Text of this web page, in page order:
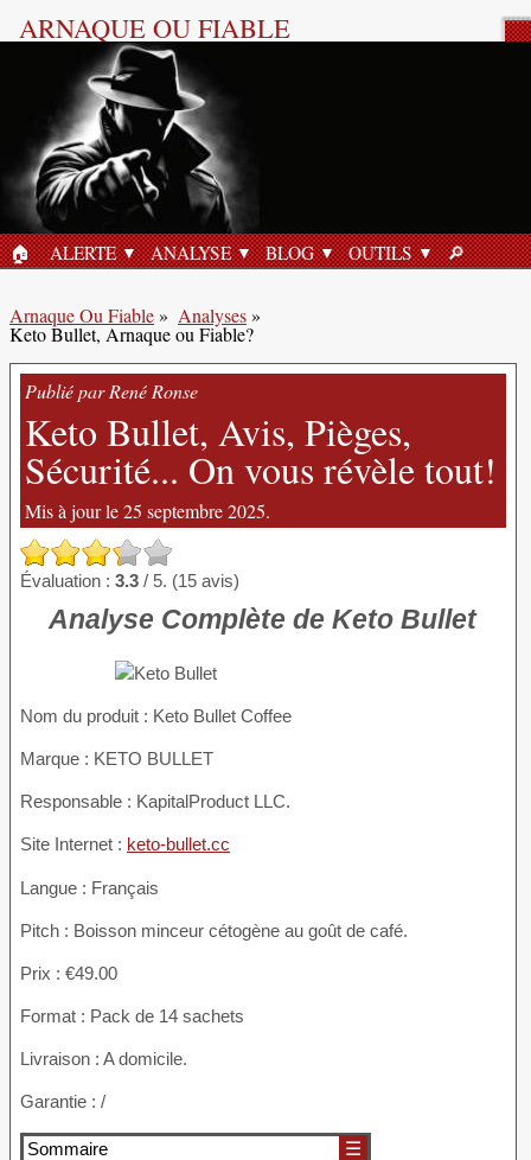
ARNAQUE OU FIABLE
ACCUEIL
🏠︎ ALERTE ANALYSE BLOG OUTILS 🔎︎
Arnaque Ou Fiable» Analyses»
Keto Bullet, Arnaque ou Fiable?
Publié par René Ronse
Keto Bullet, Avis, Pièges,
Sécurité... On vous révèle tout!
Mis à jour le 25 septembre 2025.
Évaluation : 3.3 / 5. (15 avis)
Analyse Complète de Keto Bullet
Nom du produit : Keto Bullet Coffee
Marque : KETO BULLET
Responsable : KapitalProduct LLC.
Site Internet : keto-bullet.cc
Langue : Français
Pitch : Boisson minceur cétogène au goût de café.
Prix : €49.00
Format : Pack de 14 sachets
Livraison : A domicile.
Garantie : /
Sommaire ☰